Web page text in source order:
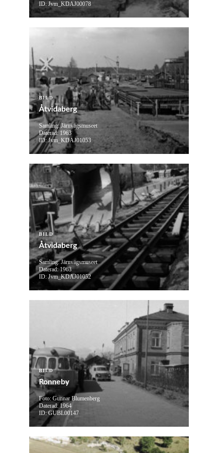
ID: Jvm_KDAJ00078
BILD
Åtvidaberg
Samling: Järnvägsmuseet
Daterad: 1963
ID: Jvm_KDAJ01053
BILD
Åtvidaberg
Samling: Järnvägsmuseet
Daterad: 1963
ID: Jvm_KDAJ01052
BILD
Ronneby
Foto: Gunnar Blumenberg
Daterad: 1964
ID: GUBL00147